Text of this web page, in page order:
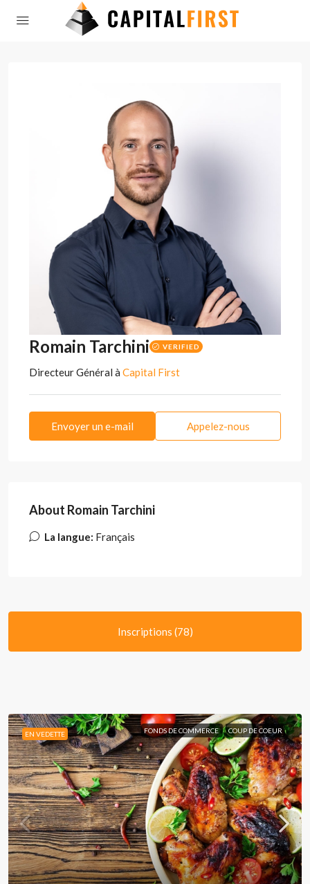
Romain Tarchini VERIFIED
Directeur Général à Capital First
Envoyer un e-mail Appelez-nous
About Romain Tarchini
La langue: Français
Inscriptions (78)
EN VEDETTE FONDS DE COMMERCE COUP DE COEUR